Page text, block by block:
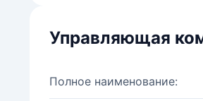
Управляющая
Полное наименование: